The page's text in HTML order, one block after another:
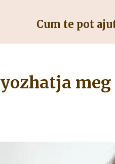
Cum te pot
meg